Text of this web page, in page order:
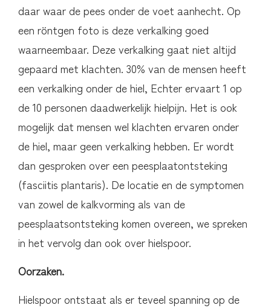
daar waar de pees onder de voet aanhecht. Op
een röntgen foto is deze verkalking goed
waarneembaar. Deze verkalking gaat niet altijd
gepaard met klachten. 30% van de mensen heeft
een verkalking onder de hiel, Echter ervaart 1 op
de 10 personen daadwerkelijk hielpijn. Het is ook
mogelijk dat mensen wel klachten ervaren onder
de hiel, maar geen verkalking hebben. Er wordt
dan gesproken over een peesplaatontsteking
(fasciitis plantaris). De locatie en de symptomen
van zowel de kalkvorming als van de
peesplaatsontsteking komen overeen, we spreken
in het vervolg dan ook over hielspoor.
Oorzaken.
Hielspoor ontstaat als er teveel spanning op de